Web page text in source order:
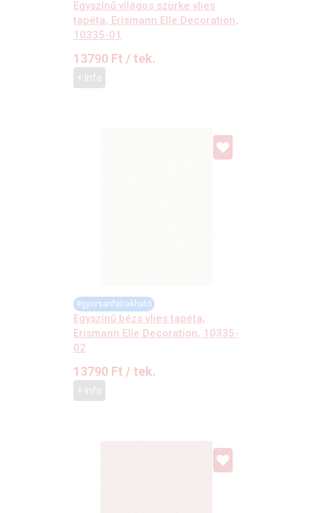
Egyszínű világos szürke vlies
tapéta, Erismann Elle Decoration,
10335-01
13790 Ft / tek.
+ Info
#gyorsanfelrakható
Egyszínű bézs vlies tapéta,
Erismann Elle Decoration, 10335-
02
13790 Ft / tek.
+ Info